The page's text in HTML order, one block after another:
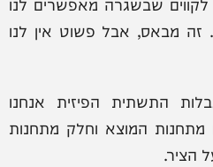
זה מבאס, אבל פשוט אין לנו
התשתית הפיזית אנחנו
מתחנות המוצא וחלק מתחנות
הציר.